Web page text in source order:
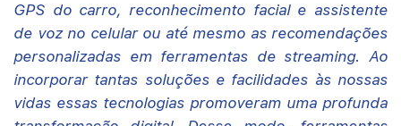
GPS do carro, reconhecimento facial e assistente
de voz no celular ou até mesmo as recomendações
personalizadas em ferramentas de streaming. Ao
incorporar tantas soluções e facilidades às nossas
vidas essas tecnologias promoveram uma profunda